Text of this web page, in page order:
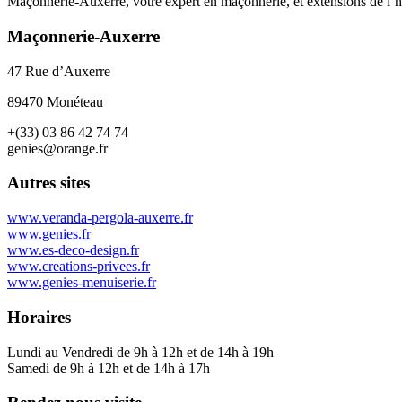
Maçonnerie-Auxerre
47 Rue d’Auxerre
89470 Monéteau
+(33) 03 86 42 74 74
genies@orange.fr
Autres sites
www.veranda-pergola-auxerre.fr
www.genies.fr
www.es-deco-design.fr
www.creations-privees.fr
www.genies-menuiserie.fr
Horaires
Lundi au Vendredi de 9h à 12h et de 14h à 19h
Samedi de 9h à 12h et de 14h à 17h